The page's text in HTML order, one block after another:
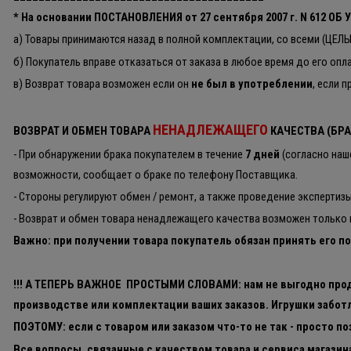
* На основании ПОСТАНОВЛЕНИЯ от 27 сентября 2007 г. N
а) Товары принимаются назад в полной комплектации, со всеми
б) Покупатель вправе отказаться от заказа в любое время до его
в) Возврат товара возможен если он не был в употреблении, если
ВОЗВРАТ И ОБМЕН ТОВАРА НЕНАДЛЕЖАЩЕГО КАЧЕСТВА
- При обнаружении брака покупателем в течение 7 дней (согласно
возможности, сообщает о браке по телефону Поставщика.
- Стороны регулируют обмен / ремонт, а также проведение
- Возврат и обмен товара ненадлежащего качества возможен
Важно: при получении товара покупатель обязан принять его
!!! А ТЕПЕРЬ ВАЖНОЕ ПРОСТЫМИ СЛОВАМИ: нам не выгодно
производстве или комплектации ваших заказов. Игрушки
ПОЭТОМУ: если с товаром или заказом что-то не так - просто